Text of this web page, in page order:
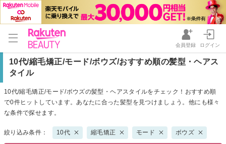
会員登録 ログイン
10代/縮毛矯正/モード/ボウズ/おすすめ順の髪型・ヘアス
タイル
10代/縮毛矯正/モード/ボウズの髪型・ヘアスタイルをチェック！おすすめ順
で0件ヒットしています。あなたに合った髪型を見つけましょう。他にも様々
な条件で探せます。
絞り込み条件： 10代 縮毛矯正 モード ボウズ